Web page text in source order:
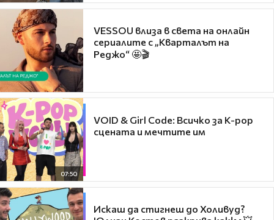
VESSOU влиза в света на онлайн
сериалите с „Кварталът на
Реджо“ 🤩🎬
07:50
VOID & Girl Code: Всичко за K-pop
сцената и мечтите им
Искаш да стигнеш до Холивуд?